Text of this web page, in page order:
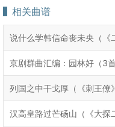
相关曲谱
说什么学韩信命丧未央（《
京剧群曲汇编：园林好（3首
列国之中干戈厚（《刺王僚
汉高皇路过芒砀山（《大探